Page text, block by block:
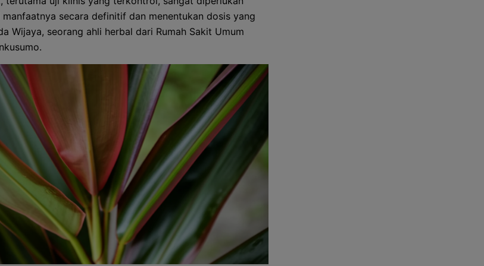
secara definitif dan menentukan dosis yang
Wijaya, seorang ahli herbal dari Rumah Sakit Umum